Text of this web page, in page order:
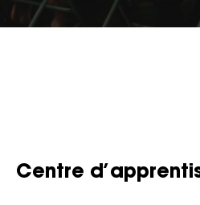
Centre